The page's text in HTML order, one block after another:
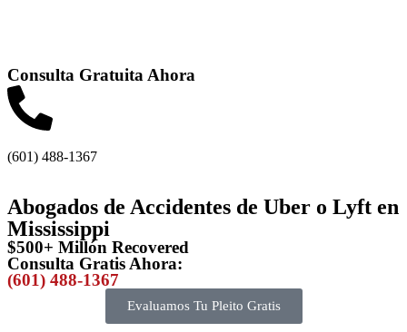
Consulta Gratuita Ahora
(601) 488-1367
Abogados de Accidentes de Uber o Lyft en
Mississippi
$500+ Millón Recovered
Consulta Gratis Ahora:
(601) 488-1367
Evaluamos Tu Pleito Gratis